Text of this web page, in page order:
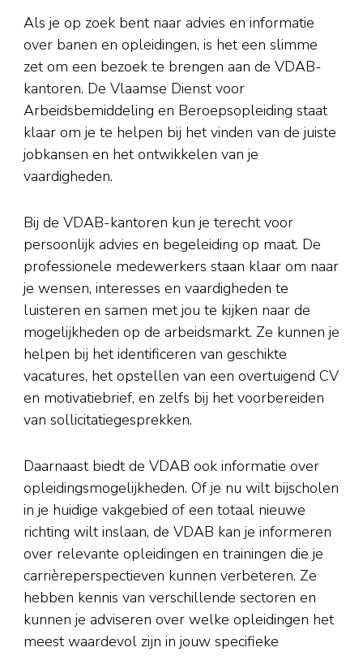
Als je op zoek bent naar advies en informatie
over banen en opleidingen, is het een slimme
zet om een bezoek te brengen aan de VDAB-
kantoren. De Vlaamse Dienst voor
Arbeidsbemiddeling en Beroepsopleiding staat
klaar om je te helpen bij het vinden van de juiste
jobkansen en het ontwikkelen van je
vaardigheden.
Bij de VDAB-kantoren kun je terecht voor
persoonlijk advies en begeleiding op maat. De
professionele medewerkers staan klaar om naar
je wensen, interesses en vaardigheden te
luisteren en samen met jou te kijken naar de
mogelijkheden op de arbeidsmarkt. Ze kunnen je
helpen bij het identificeren van geschikte
vacatures, het opstellen van een overtuigend CV
en motivatiebrief, en zelfs bij het voorbereiden
van sollicitatiegesprekken.
Daarnaast biedt de VDAB ook informatie over
opleidingsmogelijkheden. Of je nu wilt bijscholen
in je huidige vakgebied of een totaal nieuwe
richting wilt inslaan, de VDAB kan je informeren
over relevante opleidingen en trainingen die je
carrièreperspectieven kunnen verbeteren. Ze
hebben kennis van verschillende sectoren en
kunnen je adviseren over welke opleidingen het
meest waardevol zijn in jouw specifieke